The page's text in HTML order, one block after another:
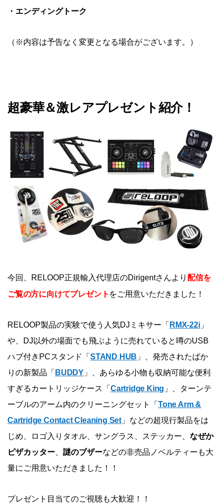
・エンディングトーク
（※内容は予告なく変更となる場合がございます。）
超豪華＆激レアプレゼント紹介！
今回、RELOOP正規輸入代理店のDirigentさんより 配信を
ご覧の方に向けてプレゼント をご用意いただきました！
RELOOP製品の実験で使う人気DJミキサー「 RMX-22i」
や、DJ以外の場面でも飛ぶように売れていると噂のUSB
ハブ付きPCスタンド「 STAND HUB 」、発売されたばか
りの新製品「 BUDDY 」、あらゆる小物も収納可能な便利
すぎるカートリッジケース「 Cartridge King 」、ターンテ
ーブルのアーム内のクリーニングセット「 Tone Arm &
Cartridge Contact Cleaning Set 」などの超現行製品をは
じめ、ロゴ入りタオル、サングラス、ステッカー、 なぜか
ピザカッター
謎のブザーなどの非売品ノベルティーも大
量にご用意いただきました！！
プレゼント目当てのご視聴も大歓迎！！